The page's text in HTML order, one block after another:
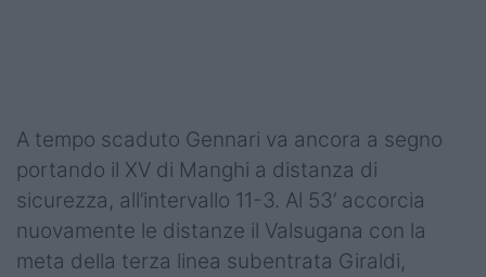
A tempo scaduto Gennari va ancora a segno
portando il XV di Manghi a distanza di
sicurezza, all’intervallo 11-3. Al 53’ accorcia
nuovamente le distanze il Valsugana con la
meta della terza linea subentrata Giraldi,